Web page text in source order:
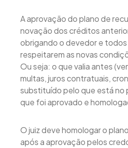
A aprovação do plano de
novação dos créditos
obrigando o devedor e
respeitarem as novas
Ou seja: o que valia antes
multas, juros contratuais,
substituído pelo que está no
que foi aprovado e
O juiz deve homologar o
após a aprovação pelos